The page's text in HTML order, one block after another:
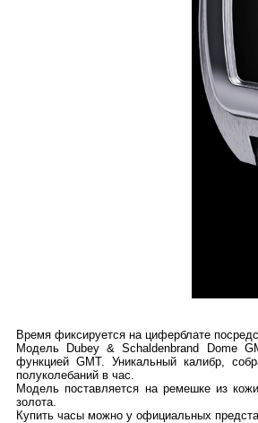
Время фиксируется на циферблате
Модель Dubey & Schaldenbrand Dome
функцией GMT. Уникальный калибр,
полуколебаний в час.
Модель поставляется на ремешке из
золота.
Купить часы можно у официальных